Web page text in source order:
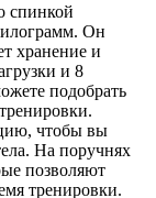
спинкой
Он
хранение и
и 8
подобрать
чтобы вы
На поручнях
позволяют
тренировки.